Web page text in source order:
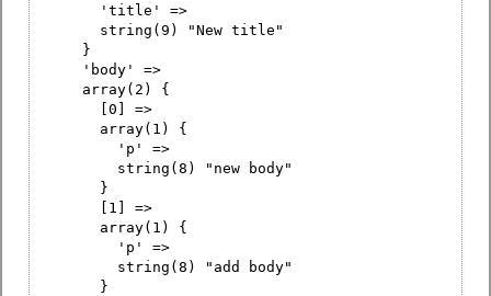
'title' =>
string(9) "New title"
}
'body' =>
array(2) {
[0] =>
array(1) {
'p' =>
string(8) "new body"
}
[1] =>
array(1) {
'p' =>
string(8) "add body"
}